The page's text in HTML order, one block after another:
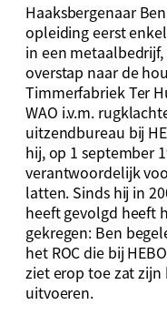
Haaksbergenaar
opleiding eerst
in een
overstap naar de
Timmerfabriek Ter
WAO i.v.m.
uitzendbureau bij
hij, op 1 september
verantwoordelijk
latten. Sinds hij in
heeft gevolgd heeft
gekregen: Ben
het ROC die bij
ziet erop toe zat
uitvoeren.